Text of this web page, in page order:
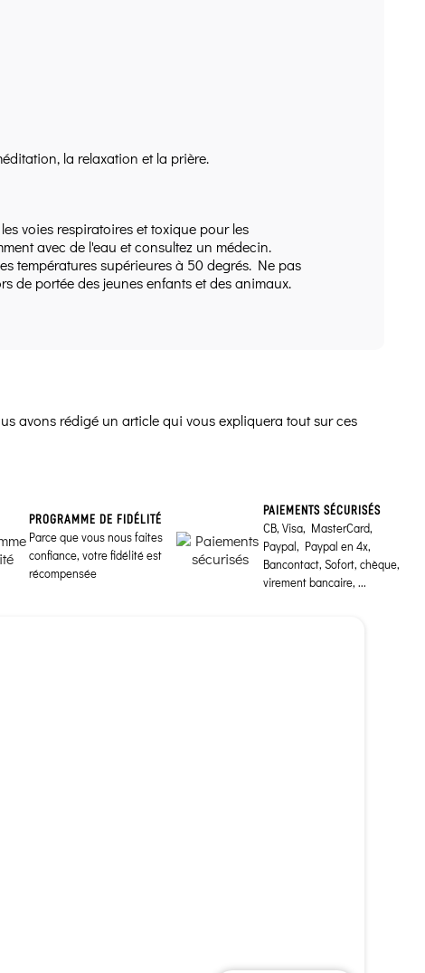
la relaxation et la prière.
voies respiratoires et toxique pour les
avec de l'eau et consultez un médecin.
températures supérieures à 50 degrés. Ne pas
de portée des jeunes enfants et des animaux.
avons rédigé un article qui vous expliquera tout sur ces
PROGRAMME DE FIDÉLITÉ
Parce que vous nous faites
confiance, votre fidélité est
récompensée
PAIEMENTS SÉCURISÉS
CB, Visa, MasterCard,
Paypal, Paypal en 4x,
Bancontact, Sofort, chèque,
virement bancaire, ...